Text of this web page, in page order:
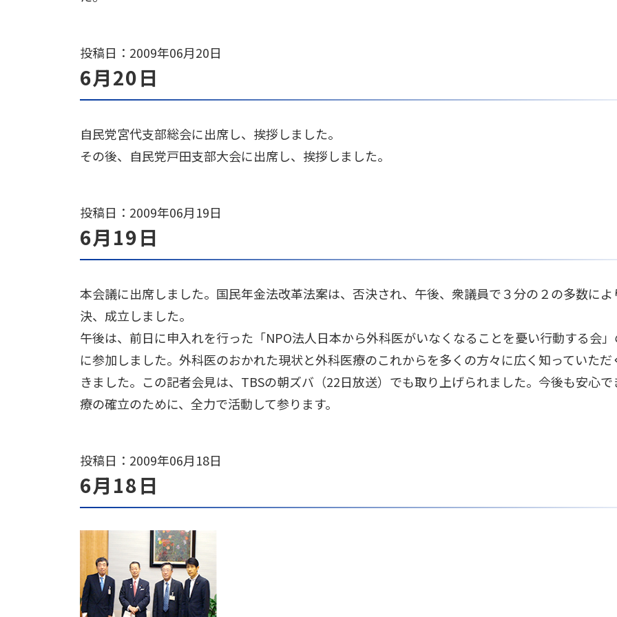
投稿日：2009年06月20日
6月20日
自民党宮代支部総会に出席し、挨拶しました。
その後、自民党戸田支部大会に出席し、挨拶しました。
投稿日：2009年06月19日
6月19日
本会議に出席しました。国民年金法改革法案は、否決され、午後、衆議員で３分の２の多数によ
決、成立しました。
午後は、前日に申入れを行った「NPO法人日本から外科医がいなくなることを憂い行動する会
に参加しました。外科医のおかれた現状と外科医療のこれからを多くの方々に広く知っていただ
きました。この記者会見は、TBSの朝ズバ（22日放送）でも取り上げられました。今後も安心
療の確立のために、全力で活動して参ります。
投稿日：2009年06月18日
6月18日